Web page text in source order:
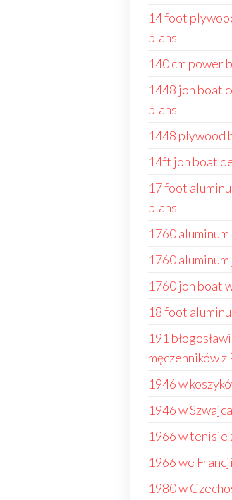
14 foot
plans
140 cm power
1448 jon boat
plans
1448 plywood
14ft jon boat
17 foot
plans
1760
1760
1760 jon boat
18 foot
191
męczenników z
1946 w
1946 w
1966 w tenisie
1966 we Francji
1980 w